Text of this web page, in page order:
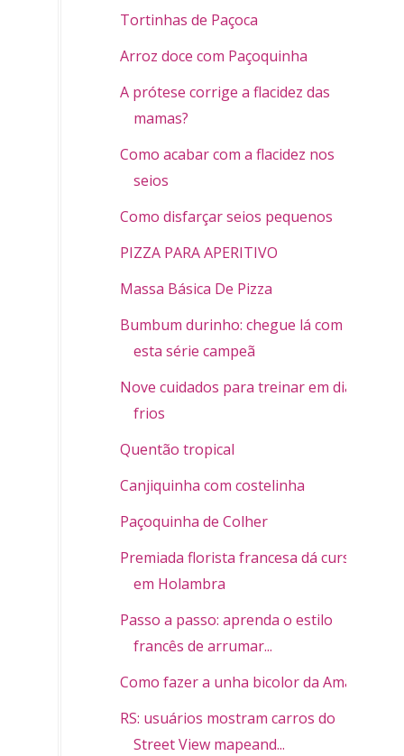
Tortinhas de Paçoca
Arroz doce com Paçoquinha
A prótese corrige a flacidez das
mamas?
Como acabar com a flacidez nos
seios
Como disfarçar seios pequenos
PIZZA PARA APERITIVO
Massa Básica De Pizza
Bumbum durinho: chegue lá com
esta série campeã
Nove cuidados para treinar em dias
frios
Quentão tropical
Canjiquinha com costelinha
Paçoquinha de Colher
Premiada florista francesa dá cursos
em Holambra
Passo a passo: aprenda o estilo
francês de arrumar...
Como fazer a unha bicolor da Amapô
RS: usuários mostram carros do
Street View mapeand...